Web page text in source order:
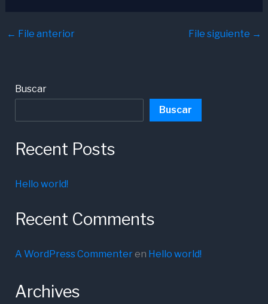
← File anterior File siguiente →
Buscar
Buscar
Recent Posts
Hello world!
Recent Comments
A WordPress Commenteren Hello world!
Archives